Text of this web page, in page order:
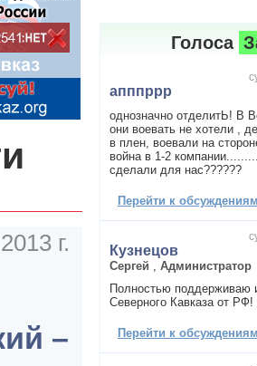
Голоса
апппррр
однозначно отделитЬ! В
они воевать не хотели ,
в плен, воевали на
война в 1-2
сделали для нас??????
Перейти к
Кузнецов
Сергей
Администратор
Полностью поддерживаю
Северного Кавказа от РФ!
Перейти к
г.
–